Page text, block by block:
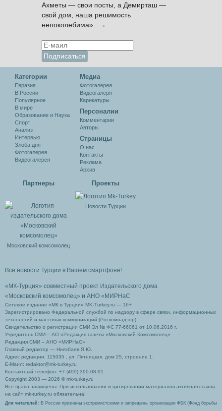
Ахметы — свои посты, а Демирташ —
свой дом, наша решимость
непоколебима». →
Категории
Евразия
В России
Популярное
В мире
Образование и Наука
Спорт
Анализ
Интервью
Злоба дня
Фотогалерея
Видеогалерея
Медиа
Фотогалерея
Видеогалеря
Карикатуры
Персоналии
Комментарии
Авторы
Cтраницы
О нас
Контакты
Реклама
Архив
Партнеры
Московский комсомолец
Проекты
Новости Турции
Все новости Турции в Вашем смартфоне!
«МК-Турция» совместный проект Издательского дома
«Московский комсомолец» и АНО «МИРНаС
Сетевое издание «МК в Турции» MK-Turkey.ru — 16+
Зарегистрировано Федеральной службой по надзору в сфере связи, информационных
технологий и массовых коммуникаций (Роскомнадзор).
Свидетельство о регистрации СМИ Эл № ФС 77-66061 от 10.06.2016 г.
Учредитель СМИ – АО «Редакция газеты «Московский Комсомолец»
Редакция СМИ – АНО «МИРНаС»
Главный редактор — Ниязбаев Я.Ю.
Адрес редакции: 115035 , ул. Пятницкая, дом 25, строение 1.
Е-Маил: redaktor@mk-turkey.ru
Контактный телефон: +7 (499) 390-08-91
Copyright 2003 — 2026 © mk-turkey.ru
Все права защищены. При использовании и цитировании материалов активная ссылка
на сайт mk-turkey.ru обязательна!
Для читателей : В России признаны экстремистскими и запрещены организации ФБК (Фонд борьбы